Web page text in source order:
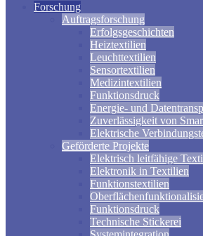
Forschung
Auftragsforschung
Erfolgsgeschichten
Heiztextilien
Leuchttextilien
Sensortextilien
Medizintextilien
Funktionsdruck
Energie- und
Zuverlässigkeit von
Elektrische
Geförderte Projekte
Elektrisch leitfähige
Elektronik in Textilien
Funktionstextilien
Funktionsdruck
Technische Stickerei